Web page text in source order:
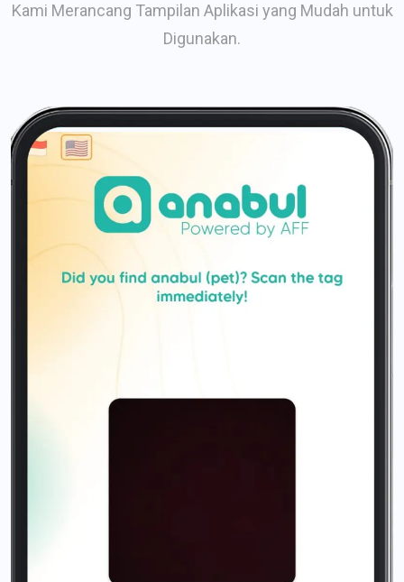
Kami Merancang Tampilan Aplikasi yang Mudah untuk
Digunakan.